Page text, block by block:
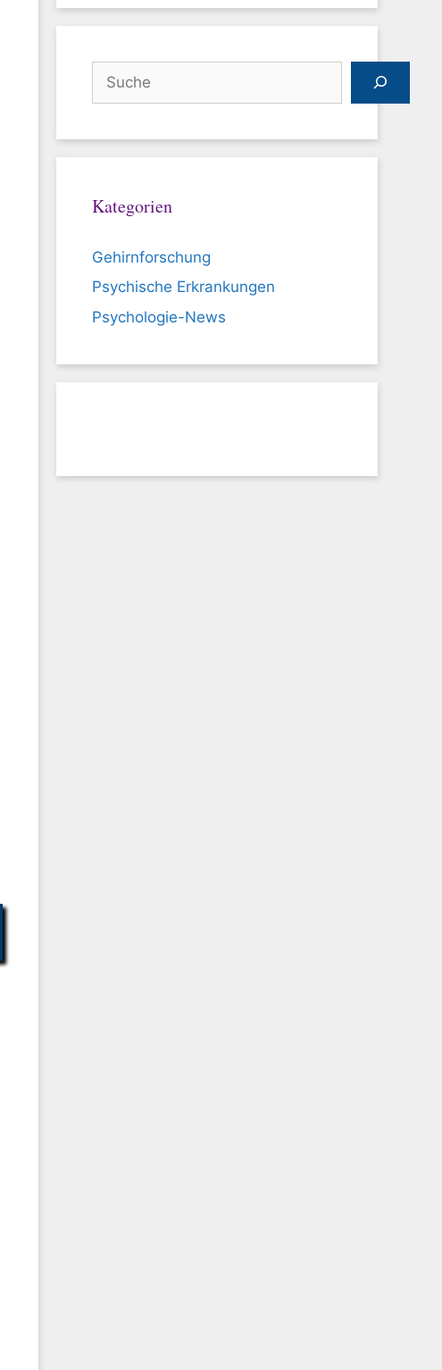
Kategorien
Gehirnforschung
Psychische Erkrankungen
Psychologie-News